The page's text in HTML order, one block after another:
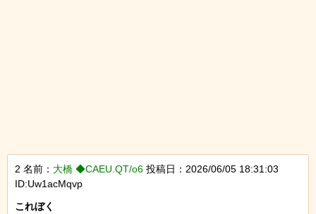
2 名前： 大橋 ◆CAEU.QT/o6 投稿日：2026/06/05 18:31:03
ID:Uw1acMqvp
これぼく